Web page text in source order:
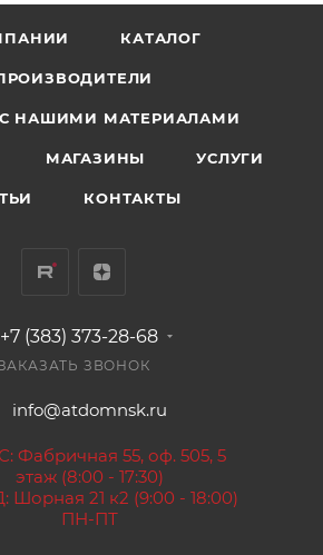
КАТАЛОГ
НАШИМИ МАТЕРИАЛАМИ
МАГАЗИНЫ УСЛУГИ
КОНТАКТЫ
+7 (383) 373-28-68
ЗВОНОК
info@atdomnsk.ru
Фабричная 55, оф. 505, 5
этаж (8:00 - 17:30)
Шорная 21 к2 (9:00 - 18:00)
ПН-ПТ